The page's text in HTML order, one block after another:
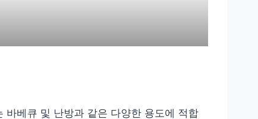
바베큐 및 난방과 같은 다양한 용도에 적합